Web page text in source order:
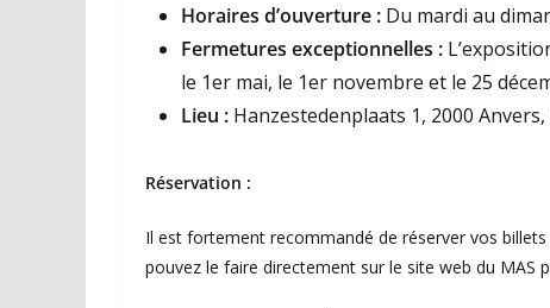
Horaires d’ouverture : Du mardi au
Fermetures exceptionnelles :
le 1er mai, le 1er novembre et le 25
Lieu : Hanzestedenplaats 1, 2000
Réservation :
Il est fortement recommandé de réserver vos
pouvez le faire directement sur le site web du MAS